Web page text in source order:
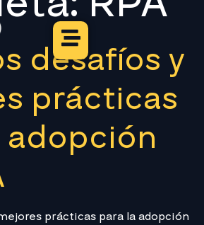
desafíos y
prácticas
adopción
prácticas para la adopción